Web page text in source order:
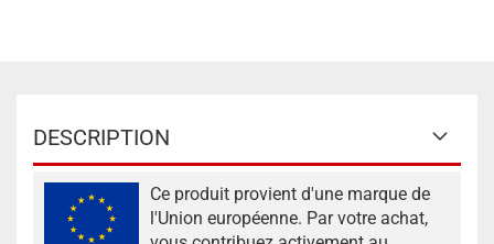
DESCRIPTION
Ce produit provient d'une marque de
l'Union européenne. Par votre achat,